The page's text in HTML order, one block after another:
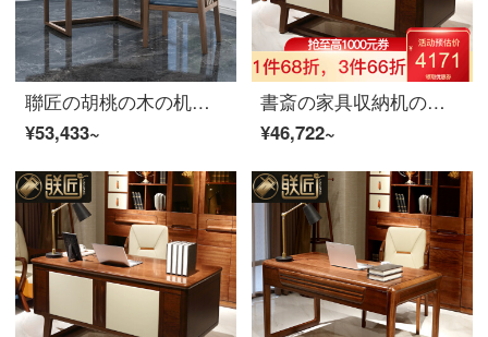
聯匠の胡桃の木の机の実木の机のコンピュータの机の中国式の固体の木の本の台の椅子は組み合わせて字の机の書斎の家具の本のテーブルと椅子を書きます【浅い胡桃の色】
¥53,433~
書斎の家具収納机のセットを組み合わせた書斎机です。
¥46,722~